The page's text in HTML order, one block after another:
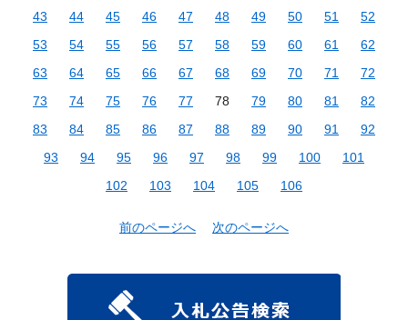
43
44 45 46 47 48 49 50 51
52
53
54 55 56 57 58 59 60 61
62
63
64 65 66 67 68 69 70 71
72
73
74 75 76 77 78 79 80 81
82
83
84 85 86 87 88 89 90 91
92
93
94 95 96 97 98 99 100
101
102
103 104 105 106
前のページへ 次のページへ